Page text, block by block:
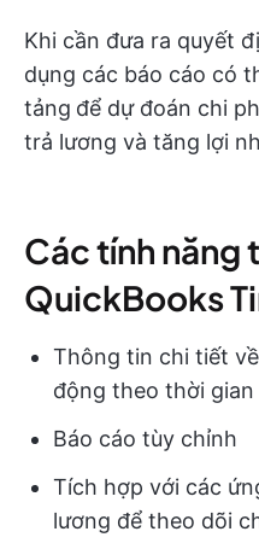
Khi cần đưa ra quyết
dụng các báo cáo có
tảng để dự đoán chi
trả lương và tăng lợi
Các tính năng
QuickBooks
Thông tin chi tiết
động theo thời
Báo cáo tùy chỉnh
Tích hợp với các
lương để theo dõi